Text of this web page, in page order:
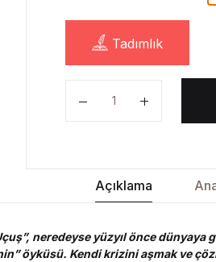
Tadımlık
Açıklama
neredeyse yüzyıl önce
öyküsü. Ken­di krizini aşmak ve